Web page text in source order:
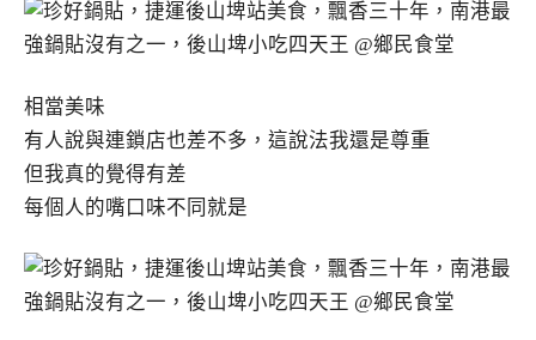
相當美味
有人說與連鎖店也差不多，這說法我還是尊重
但我真的覺得有差
每個人的嘴口味不同就是